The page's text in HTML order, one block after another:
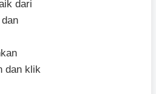
dari
dan klik